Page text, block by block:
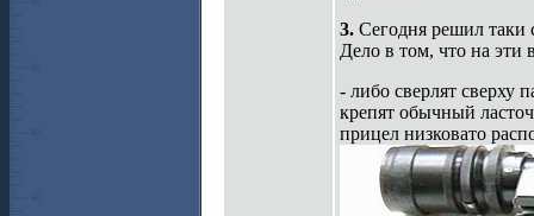
3. Сегодня решил таки
Дело в том, что на эти
- либо сверлят сверху
крепят обычный
прицел низковато